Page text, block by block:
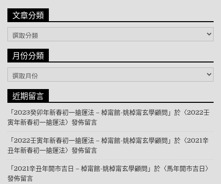
文章分類
文章分類
月份分類
月份分類
近期留言
「2023癸卯年新春初一搶運法 – 棹甯館-姚棹甯玄學顧問 」於〈2022壬
寅年新春初一搶運法〉發佈留言
「2022壬寅年新春初一搶運法 – 棹甯館-姚棹甯玄學顧問 」於〈2021辛
丑年新春初一搶運法〉發佈留言
「2021辛丑年開市吉日 – 棹甯館-姚棹甯玄學顧問 」於〈馬年開市吉日 〉
發佈留言